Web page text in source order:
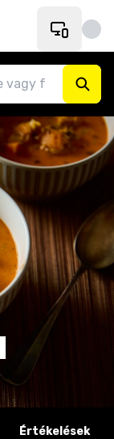
Értékelések